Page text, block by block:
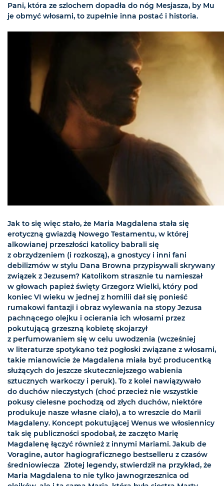
Pani, która ze szlochem dopadła do nóg Mesjasza, by Mu
je obmyć włosami, to zupełnie inna postać i historia.
Jak to się więc stało, że Maria Magdalena stała się
erotyczną gwiazdą Nowego Testamentu, w której
alkowianej przeszłości katolicy babrali się
z obrzydzeniem (i rozkoszą), a gnostycy i inni fani
debilizmów w stylu Dana Browna przypisywali skrywany
związek z Jezusem? Katolikom strasznie tu namieszał
w głowach papież święty Grzegorz Wielki, który pod
koniec VI wieku w jednej z homilii dał się ponieść
rumakowi fantazji i obraz wylewania na stopy Jezusa
pachnącego olejku i ocierania ich włosami przez
pokutującą grzeszną kobietę skojarzył
z perfumowaniem się w celu uwodzenia (wcześniej
w literaturze spotykano też pogłoski związane z włosami,
takie mianowicie że Magdalena miała być producentką
służących do jeszcze skuteczniejszego wabienia
sztucznych warkoczy i peruk). To z kolei nawiązywało
do duchów nieczystych (choć przecież nie wszystkie
pokusy cielesne pochodzą od złych duchów, niektóre
produkuje nasze własne ciało), a to wreszcie do Marii
Magdaleny. Koncept pokutującej Wenus we włosiennicy
tak się publiczności spodobał, że zaczęto Marię
Magdalenę łączyć również z innymi Mariami. Jakub de
Voragine, autor hagiograficznego bestselleru z czasów
średniowiecza  Złotej legendy, stwierdził na przykład, że
Maria Magdalena to nie tylko jawnogrzesznica od